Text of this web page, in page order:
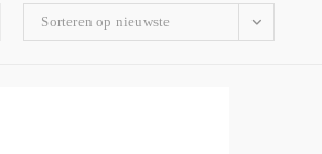
Sorteren op nieuwste